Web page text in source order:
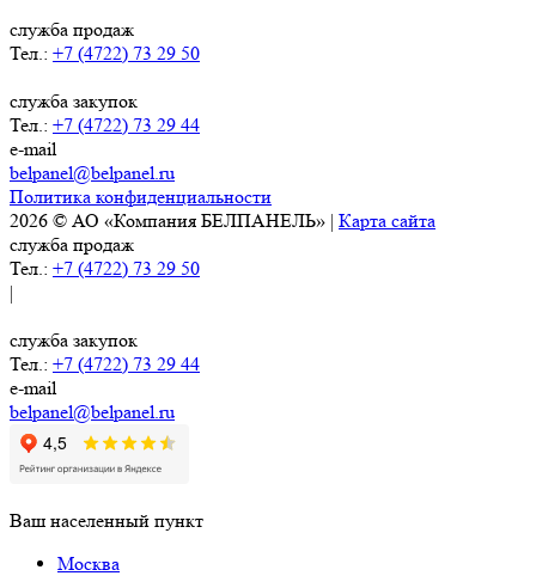
служба продаж
Тел.: +7 (4722) 73 29 50
служба закупок
Тел.: +7 (4722) 73 29 44
e-mail
belpanel@belpanel.ru
Политика конфиденциальности
2026 © АО «Компания БЕЛПАНЕЛЬ» | Карта сайта
служба продаж
Тел.: +7 (4722) 73 29 50
|
служба закупок
Тел.: +7 (4722) 73 29 44
e-mail
belpanel@belpanel.ru
Ваш населенный пункт
Москва